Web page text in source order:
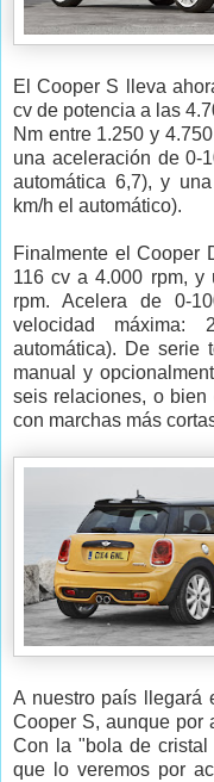
El Cooper S lleva
cv de potencia a las
Nm entre 1.250 y
una aceleración de 0-
automática 6,7), y
km/h el automático).
Finalmente el Cooper
116 cv a 4.000 rpm,
rpm. Acelera de 0-
velocidad
automática). De serie
manual y
seis relaciones, o bien
con marchas más
A nuestro país llegará
Cooper S, aunque por
Con la "bola de
que lo veremos por